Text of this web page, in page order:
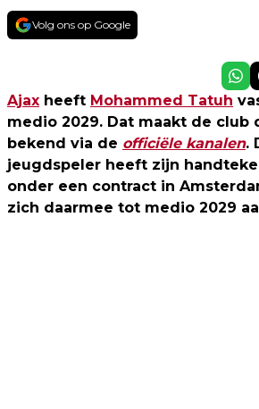
Volg ons op Google
Ajax heeft Mohammed Tatuh
medio 2029. Dat maakt de club
bekend via de officiële kanalen.
jeugdspeler heeft zijn
onder een contract in
zich daarmee tot medio 2029